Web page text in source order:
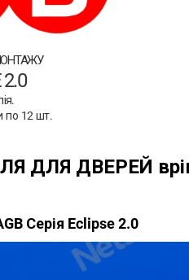
2.0
по 12 шт.
ДЛЯ ДВЕРЕЙ
Серія Eclipse 2.0